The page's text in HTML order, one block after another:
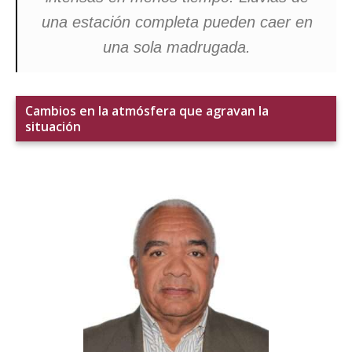
una estación completa pueden caer en
una sola madrugada.
Cambios en la atmósfera que agravan la
situación